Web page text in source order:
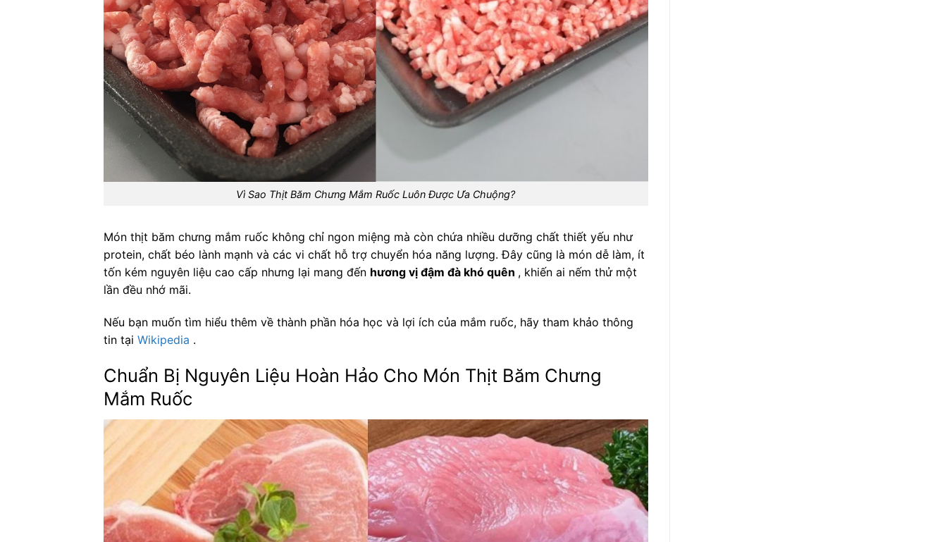
Vì Sao Thịt Băm Chưng Mắm Ruốc Luôn Được Ưa Chuộng?
Món thịt băm chưng mắm ruốc không chỉ ngon miệng mà còn chứa nhiều dưỡng chất thiết yếu như
protein, chất béo lành mạnh và các vi chất hỗ trợ chuyển hóa năng lượng. Đây cũng là món dễ làm, ít
tốn kém nguyên liệu cao cấp nhưng lại mang đến hương vị đậm đà khó quên , khiến ai nếm thử một
lần đều nhớ mãi.
Nếu bạn muốn tìm hiểu thêm về thành phần hóa học và lợi ích của mắm ruốc, hãy tham khảo thông
tin tại Wikipedia .
Chuẩn Bị Nguyên Liệu Hoàn Hảo Cho Món Thịt Băm Chưng
Mắm Ruốc